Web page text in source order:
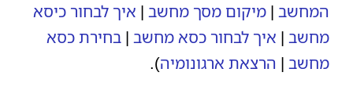
המחשב | מיקום מסך מחשב | איך לבחור כיסא
מחשב | איך לבחור כסא מחשב | בחירת כסא
מחשב | הרצאת ארגונומיה).